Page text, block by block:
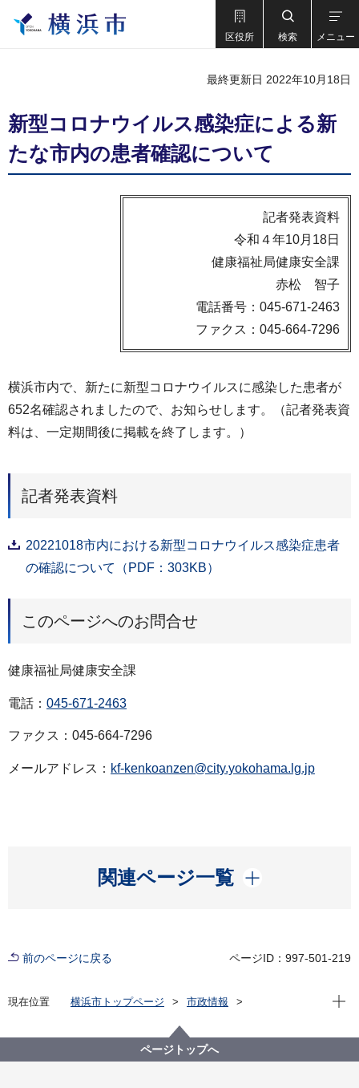
区役所 検索 メニュー
最終更新日 2022年10月18日
新型コロナウイルス感染症による新
たな市内の患者確認について
記者発表資料
令和４年10月18日
健康福祉局健康安全課
赤松 智子
電話番号：045-671-2463
ファクス：045-664-7296
横浜市内で、新たに新型コロナウイルスに感染した患者が
652名確認されましたので、お知らせします。（記者発表資
料は、一定期間後に掲載を終了します。）
記者発表資料
20221018市内における新型コロナウイルス感染症患者
の確認について（PDF：303KB）
このページへのお問合せ
健康福祉局健康安全課
電話： 045-671-2463
ファクス：045-664-7296
メールアドレス： kf-kenkoanzen@city.yokohama.lg.jp
関連ページ一覧
開く
前のページに戻る ページID：997-501-219
現在位置 横浜市トップページ
市政情報
新型コロナウイルス感染症による新たな市内の患者確
認について
現在
ページトップへ